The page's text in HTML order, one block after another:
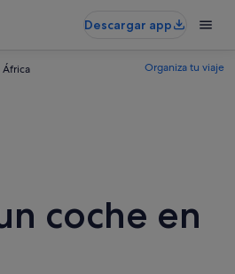
Descargar app
África Organiza tu viaje
coche en